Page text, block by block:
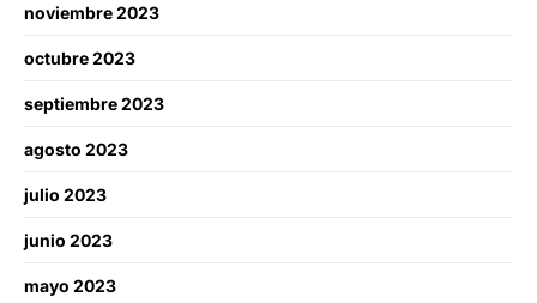
noviembre 2023
octubre 2023
septiembre 2023
agosto 2023
julio 2023
junio 2023
mayo 2023